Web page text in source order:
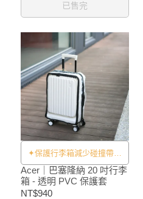
已售完
✦保護行李箱減少碰撞帶來
的衝擊及刮傷✦
Acer｜巴塞隆納 20 吋行李
箱 - 透明 PVC 保護套
NT$940